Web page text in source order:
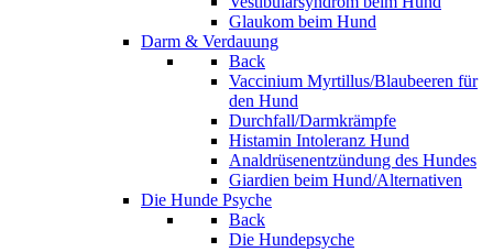
Glaukom beim Hund
Darm & Verdauung
Back
Vaccinium Myrtillus/Blaubeeren für
den Hund
Durchfall/Darmkrämpfe
Histamin Intoleranz Hund
Analdrüsenentzündung des Hundes
Giardien beim Hund/Alternativen
Die Hunde Psyche
Back
Die Hundepsyche